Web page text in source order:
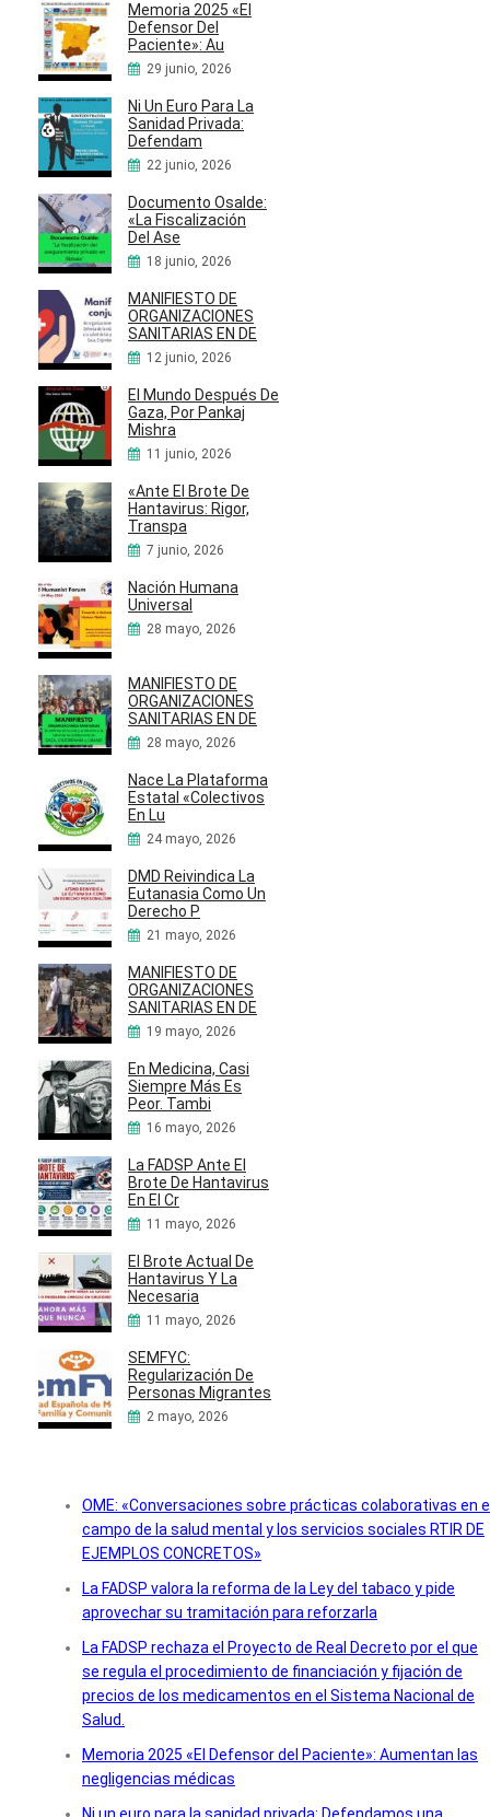
Memoria 2025 «El
Defensor Del
Paciente»: Au
29 junio, 2026
Ni Un Euro Para La
Sanidad Privada:
Defendam
22 junio, 2026
Documento Osalde:
«La Fiscalización
Del Ase
18 junio, 2026
MANIFIESTO DE
ORGANIZACIONES
SANITARIAS EN DE
12 junio, 2026
El Mundo Después De
Gaza, Por Pankaj
Mishra
11 junio, 2026
«Ante El Brote De
Hantavirus: Rigor,
Transpa
7 junio, 2026
Nación Humana
Universal
28 mayo, 2026
MANIFIESTO DE
ORGANIZACIONES
SANITARIAS EN DE
28 mayo, 2026
Nace La Plataforma
Estatal «Colectivos
En Lu
24 mayo, 2026
DMD Reivindica La
Eutanasia Como Un
Derecho P
21 mayo, 2026
MANIFIESTO DE
ORGANIZACIONES
SANITARIAS EN DE
19 mayo, 2026
En Medicina, Casi
Siempre Más Es
Peor. Tambi
16 mayo, 2026
La FADSP Ante El
Brote De Hantavirus
En El Cr
11 mayo, 2026
El Brote Actual De
Hantavirus Y La
Necesaria
11 mayo, 2026
SEMFYC:
Regularización De
Personas Migrantes
2 mayo, 2026
OME: «Conversaciones sobre prácticas colaborativas en
campo de la salud mental y los servicios sociales RTIR DE
EJEMPLOS CONCRETOS»
La FADSP valora la reforma de la Ley del tabaco y pide
aprovechar su tramitación para reforzarla
La FADSP rechaza el Proyecto de Real Decreto por el que
se regula el procedimiento de financiación y fijación de
precios de los medicamentos en el Sistema Nacional de
Salud.
Memoria 2025 «El Defensor del Paciente»: Aumentan las
negligencias médicas